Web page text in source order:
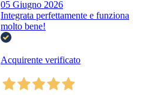
05 Giugno 2026
Integrata perfettamente e funziona
molto bene!
Acquirente verificato